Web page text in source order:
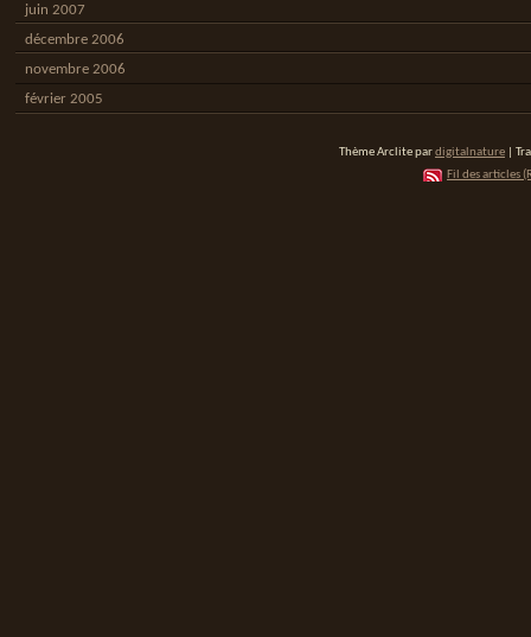
juin 2007
décembre 2006
novembre 2006
février 2005
Thème Arclite pardigitalnature |
Fil des articles